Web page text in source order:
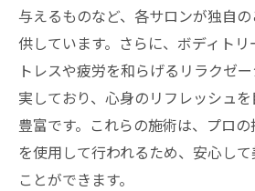
エステで叶える心地よい
施術後の満足感が高まる
浅草橋ならではの特別な
東京都台東区浅草橋のエス
体験
際立つ個性を持つエステサ
与えるものなど、各サロンが独自
供しています。さらに、ボディト
トレスや疲労を和らげるリラクゼ
実しており、心身のリフレッシュ
豊富です。これらの施術は、プロ
を使用して行われるため、安心し
ことができます。